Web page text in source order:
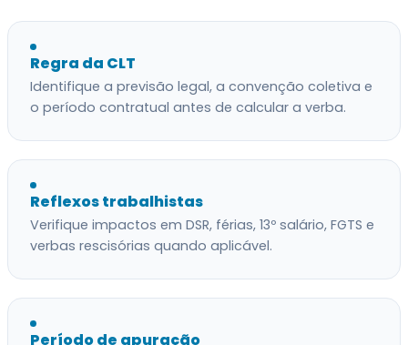
Regra da CLT
Identifique a previsão legal, a convenção coletiva e
o período contratual antes de calcular a verba.
Reflexos trabalhistas
Verifique impactos em DSR, férias, 13º salário, FGTS e
verbas rescisórias quando aplicável.
Período de apuração